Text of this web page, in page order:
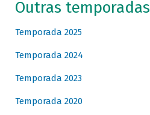
Outras temporadas
Temporada 2025
Temporada 2024
Temporada 2023
Temporada 2020